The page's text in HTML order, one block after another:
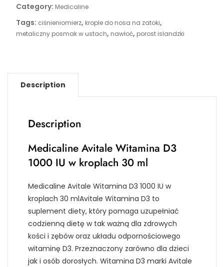
Category: Medicaline
Tags: ciśnieniomierz, krople do nosa na zatoki,
metaliczny posmak w ustach, nawłoć, porost islandzki
Description
Description
Medicaline Avitale Witamina D3
1000 IU w kroplach 30 ml
Medicaline Avitale Witamina D3 1000 IU w
kroplach 30 mlAvitale Witamina D3 to
suplement diety, który pomaga uzupełniać
codzienną dietę w tak ważną dla zdrowych
kości i zębów oraz układu odpornościowego
witaminę D3. Przeznaczony zarówno dla dzieci
jak i osób dorosłych. Witamina D3 marki Avitale